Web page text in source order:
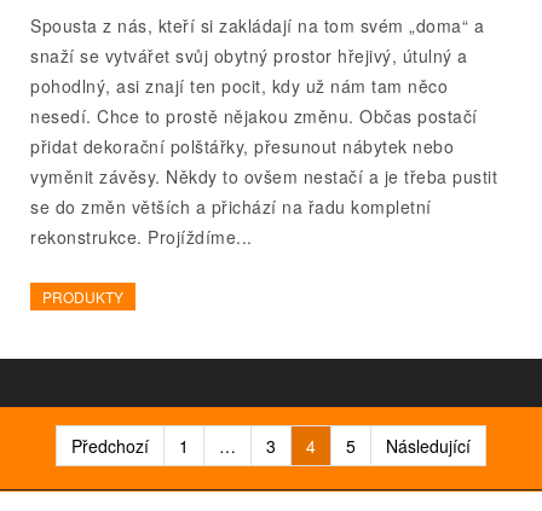
Spousta z nás, kteří si zakládají na tom svém „doma“ a
snaží se vytvářet svůj obytný prostor hřejivý, útulný a
pohodlný, asi znají ten pocit, kdy už nám tam něco
nesedí. Chce to prostě nějakou změnu. Občas postačí
přidat dekorační polštářky, přesunout nábytek nebo
vyměnit závěsy. Někdy to ovšem nestačí a je třeba pustit
se do změn větších a přichází na řadu kompletní
rekonstrukce. Projíždíme...
PRODUKTY
Stránkování
příspěvků
Předchozí 1 … 3 4 5 Následující